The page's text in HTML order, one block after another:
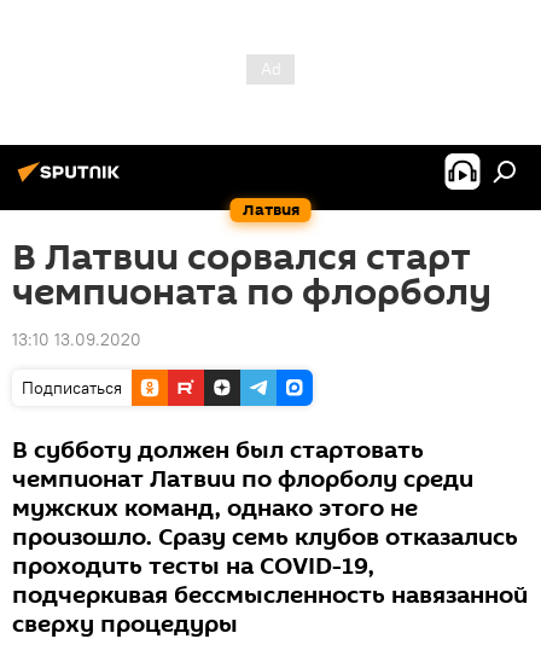
Латвия
В Латвии сорвался старт
чемпионата по флорболу
13:10 13.09.2020
Подписаться
В субботу должен был стартовать
чемпионат Латвии по флорболу среди
мужских команд, однако этого не
произошло. Сразу семь клубов отказались
проходить тесты на COVID-19,
подчеркивая бессмысленность навязанной
сверху процедуры